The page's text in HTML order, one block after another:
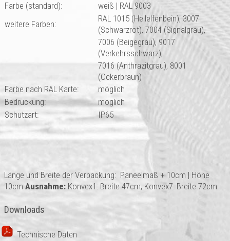
Farbe (standard):
weiß | RAL 9003
weitere Farben:
RAL 1015 (Hellelfenbein), 3007
(Schwarzrot), 7004 (Signalgrau),
7006 (Beigegrau), 9017
(Verkehrsschwarz),
7016 (Anthrazitgrau), 8001
(Ockerbraun)
Farbe nach RAL Karte:
möglich
Bedruckung:
möglich
Schutzart:
IP65
Länge und Breite der Verpackung: Paneelmaß + 10cm | Höhe
10cm Ausnahme: Konvex1: Breite 47cm, Konvex7: Breite 72cm
Downloads
Technische Daten